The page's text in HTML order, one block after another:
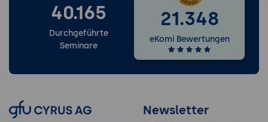
40.165
Durchgeführte
Seminare
21.348
eKomi Bewertungen
Newsletter